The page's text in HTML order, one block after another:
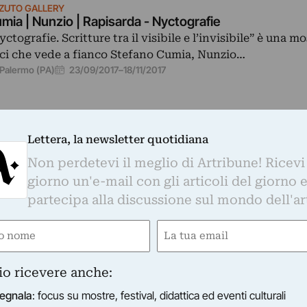
GALLERY
| Nunzio | Rapisarda - Nyctografie
Scritture tra il visibile e l’invisibile” è una
che vede a fianco Stefano Cumia, Nunzio…
Palermo (PA) 23/09/2017–18/11/2017
Patibolare
il progetto con cui Daniele Galliano si sveste
e diventa curatore…
–15/09/2017
Lettera, la newsletter quotidiana
Non perdetevi il meglio di Artribune! Ricevi
giorno un'e-mail con gli articoli del giorno e
partecipa alla discussione sul mondo
Email
ricevere anche:
: focus su mostre, festival, didattica ed eventi culturali